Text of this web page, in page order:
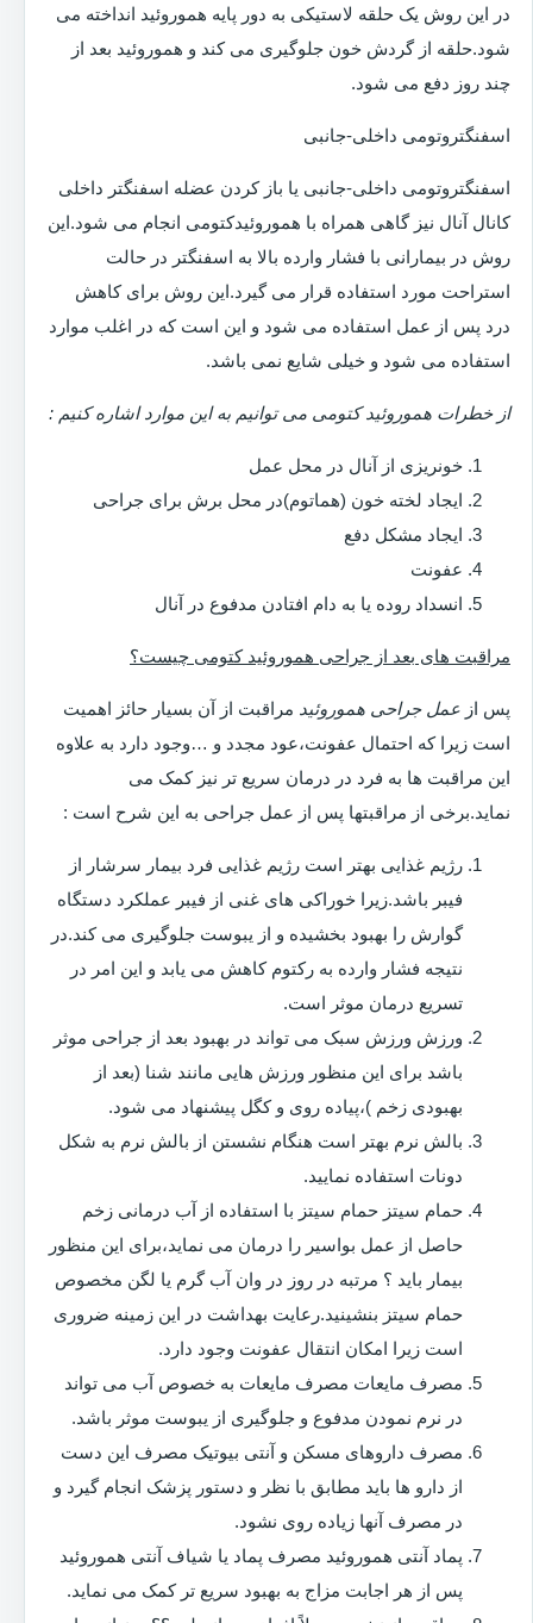
در این روش یک حلقه لاستیکی به دور پایه هموروئید انداخته می
شود.حلقه از گردش خون جلوگیری می کند و هموروئید بعد از
چند روز دفع می شود.
اسفنگتروتومی داخلی-جانبی
اسفنگتروتومی داخلی-جانبی یا باز کردن عضله اسفنگتر داخلی
کانال آنال نیز گاهی همراه با هموروئیدکتومی انجام می شود.این
روش در بیمارانی با فشار وارده بالا به اسفنگتر در حالت
استراحت مورد استفاده قرار می گیرد.این روش برای کاهش
درد پس از عمل استفاده می شود و این است که در اغلب موارد
استفاده می شود و خیلی شایع نمی باشد.
از خطرات هموروئید کتومی می توانیم به این موارد اشاره کنیم :
خونریزی از آنال در محل عمل
ایجاد لخته خون (هماتوم)در محل برش برای جراحی
ایجاد مشکل دفع
عفونت
انسداد روده یا به دام افتادن مدفوع در آنال
مراقبت های بعد از جراحی هموروئید کتومی چیست؟
پس از عمل جراحی هموروئید مراقبت از آن بسیار حائز اهمیت
است زیرا که احتمال عفونت،عود مجدد و …وجود دارد به علاوه
این مراقبت ها به فرد در درمان سریع تر نیز کمک می
نماید.برخی از مراقبتها پس از عمل جراحی به این شرح است :
رژیم غذایی بهتر است رژیم غذایی فرد بیمار سرشار از
فیبر باشد.زیرا خوراکی های غنی از فیبر عملکرد دستگاه
گوارش را بهبود بخشیده و از یبوست جلوگیری می کند.در
نتیجه فشار وارده به رکتوم کاهش می یابد و این امر در
تسریع درمان موثر است.
ورزش ورزش سبک می تواند در بهبود بعد از جراحی موثر
باشد برای این منظور ورزش هایی مانند شنا (بعد از
بهبودی زخم )،پیاده روی و کگل پیشنهاد می شود.
بالش نرم بهتر است هنگام نشستن از بالش نرم به شکل
دونات استفاده نمایید.
حمام سیتز حمام سیتز با استفاده از آب درمانی زخم
حاصل از عمل بواسیر را درمان می نماید،برای این منظور
بیمار باید ؟ مرتبه در روز در وان آب گرم یا لگن مخصوص
حمام سیتز بنشینید.رعایت بهداشت در این زمینه ضروری
است زیرا امکان انتقال عفونت وجود دارد.
مصرف مایعات مصرف مایعات به خصوص آب می تواند
در نرم نمودن مدفوع و جلوگیری از یبوست موثر باشد.
مصرف داروهای مسکن و آنتی بیوتیک مصرف این دست
از دارو ها باید مطابق با نظر و دستور پزشک انجام گیرد و
در مصرف آنها زیاده روی نشود.
پماد آنتی هموروئید مصرف پماد یا شیاف آنتی هموروئید
پس از هر اجابت مزاج به بهبود سریع تر کمک می نماید.